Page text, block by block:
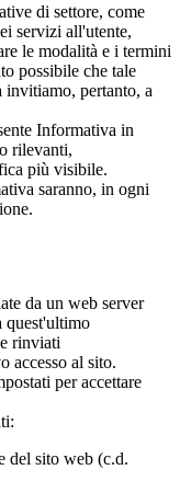
di settore, come
servizi all'utente,
le modalità e i termini
possibile che tale
invitiamo, pertanto, a
Informativa in
rilevanti,
più visibile.
saranno, in ogni
da un web server
quest'ultimo
rinviati
accesso al sito.
per accettare
del sito web (c.d.